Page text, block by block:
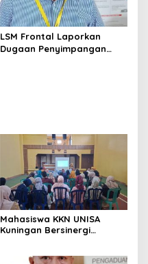
LSM Frontal Laporkan
Dugaan Penyimpangan
Mahasiswa KKN UNISA
Kuningan Bersinergi